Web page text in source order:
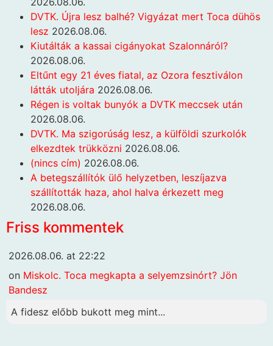
DVTK. Újra lesz balhé? Vigyázat mert Toca dühös
lesz 2026.08.06.
Kiutálták a kassai cigányokat Szalonnáról?
2026.08.06.
Eltűnt egy 21 éves fiatal, az Ozora fesztiválon
látták utoljára 2026.08.06.
Régen is voltak bunyók a DVTK meccsek után
2026.08.06.
DVTK. Ma szigorúság lesz, a külföldi szurkolók
elkezdtek trükközni 2026.08.06.
(nincs cím) 2026.08.06.
A betegszállítók ülő helyzetben, leszíjazva
szállították haza, ahol halva érkezett meg
2026.08.06.
Friss kommentek
2026.08.06. at 22:22
on Miskolc. Toca megkapta a selyemzsinórt? Jön
Bandesz
A fidesz előbb bukott meg mint...